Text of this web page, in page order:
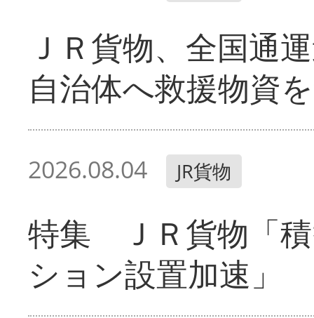
ＪＲ貨物、全国通
自治体へ救援物資
2026.08.04 JR貨物
特集 ＪＲ貨物「
ション設置加速」